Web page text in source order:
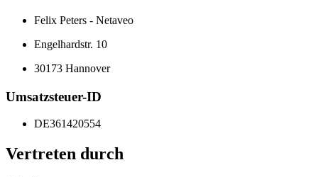
Felix Peters - Netaveo
Engelhardstr. 10
30173 Hannover
Umsatzsteuer-ID
DE361420554
Vertreten durch